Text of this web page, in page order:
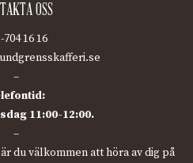
OSS
704 16 16
–
11:00-12:00.
–
du välkommen att höra av dig på